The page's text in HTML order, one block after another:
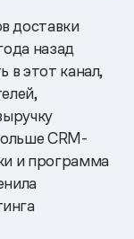
доставки
назад
в этот канал,
CRM-
и программа